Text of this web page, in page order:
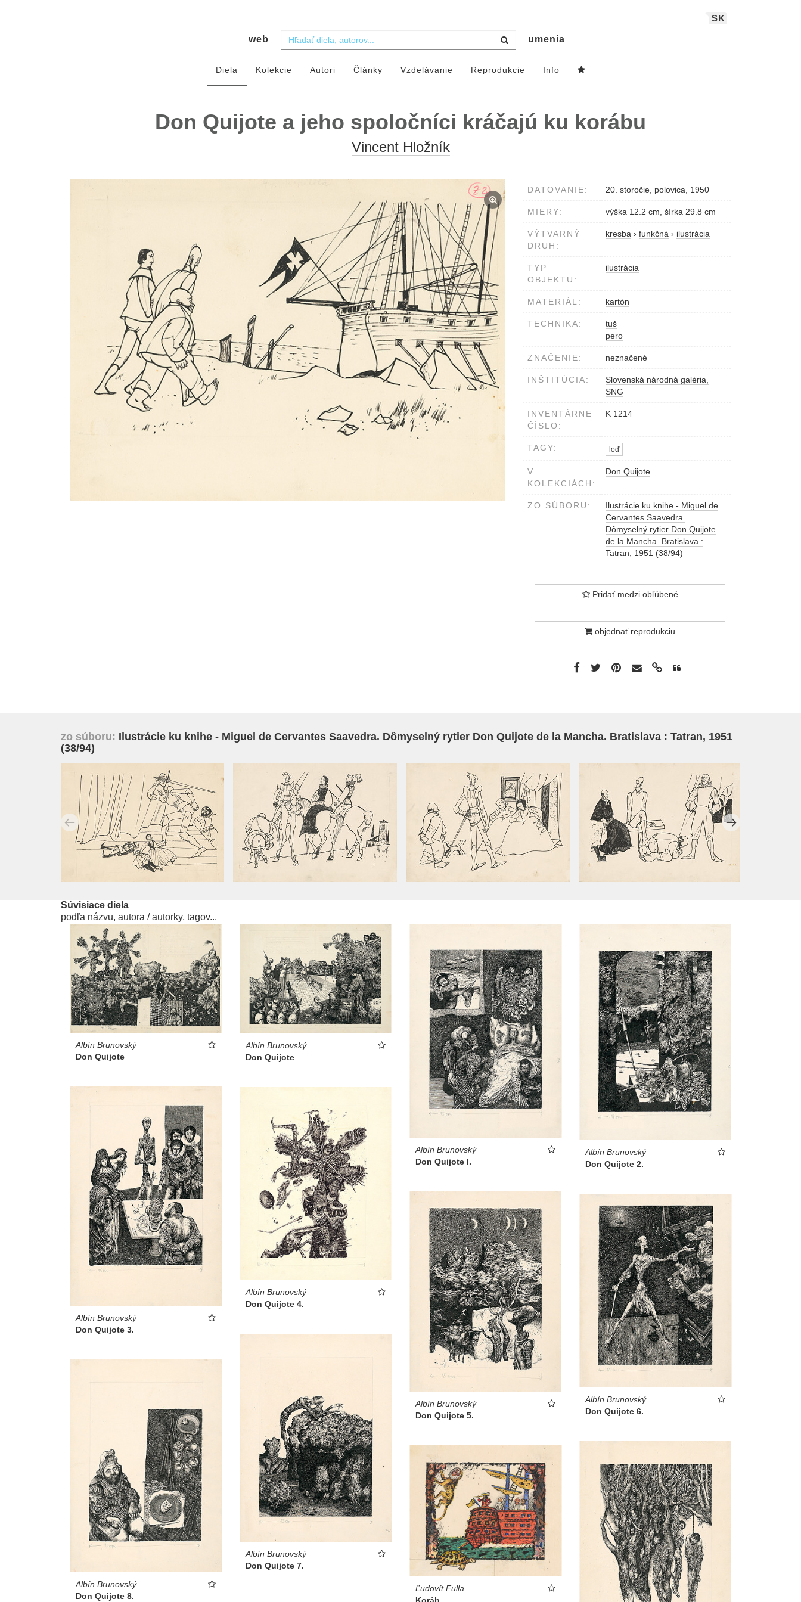
SK
web umenia
Diela Kolekcie Autori Články Vzdelávanie Reprodukcie Info
Don Quijote a jeho spoločníci kráčajú ku korábu
Vincent Hložník
DATOVANIE: 20. storočie, polovica, 1950
MIERY: výška 12.2 cm, šírka 29.8 cm
VÝTVARNÝ
DRUH:
kresba › funkčná › ilustrácia
TYP
OBJEKTU:
ilustrácia
MATERIÁL: kartón
TECHNIKA:
tuš
pero
ZNAČENIE: neznačené
INŠTITÚCIA:
Slovenská národná galéria,
SNG
INVENTÁRNE
ČÍSLO:
K 1214
TAGY: loď
V
KOLEKCIÁCH:
Don Quijote
ZO SÚBORU:
Ilustrácie ku knihe - Miguel de
Cervantes Saavedra.
Dômyselný rytier Don Quijote
de la Mancha. Bratislava :
Tatran, 1951 (38/94)
Pridať medzi obľúbené
objednať reprodukciu
zo súboru: Ilustrácie ku knihe - Miguel de Cervantes Saavedra. Dômyselný rytier Don Quijote de la Mancha. Bratislava : Tatran, 1951
(38/94)
Súvisiace diela
podľa názvu, autora / autorky, tagov...
Albín Brunovský
Don Quijote
Albín Brunovský
Don Quijote
Albín Brunovský
Don Quijote l.
Albín Brunovský
Don Quijote 2.
Albín Brunovský
Don Quijote 3.
Albín Brunovský
Don Quijote 4.
Albín Brunovský
Don Quijote 5.
Albín Brunovský
Don Quijote 6.
Albín Brunovský
Don Quijote 7.
Albín Brunovský
Don Quijote 8.
Ľudovít Fulla